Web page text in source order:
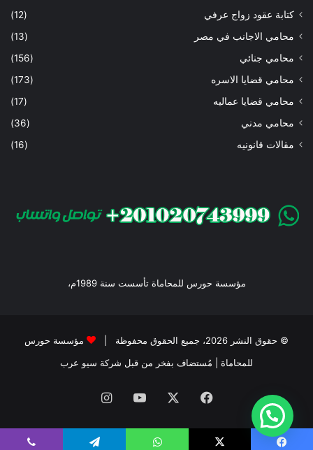
كتابة عقود زواج عرفي
(12)
محامي الاجانب في مصر
(13)
محامي جنائي
(156)
محامي قضايا الاسره
(173)
محامي قضايا عماليه
(17)
محامي مدني
(36)
مقالات قانونيه
(16)
مؤسسة حورس للمحاماة تأسست سنة 1989م،
© حقوق النشر 2026، جميع الحقوق محفوظة |
مؤسسة حورس
للمحاماة
| مُستضاف بفخر من قبل شركة سيو عرب
فيسبوك ‫YouTube